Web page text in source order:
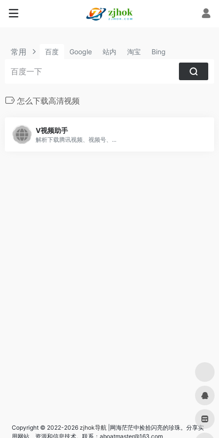
常用 百度 Google 站内 淘宝 Bing
怎么下载高清视频
V视频助手
解析下载腾讯视频、视频号、...
Copyright © 2022-2026 zjhok导航 |网海茫茫中捡拾闪亮的珍珠。分享实
用网站、资源和信息技术。联系：aboatmaster@163.com